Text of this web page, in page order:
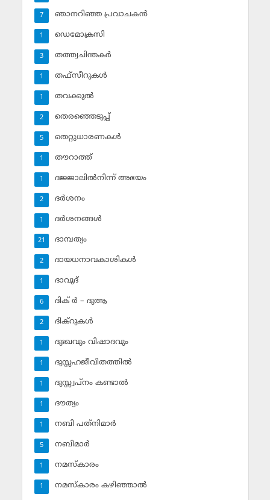
ഞാനറിഞ്ഞ പ്രവാചകന്‍
7
ഡെമോക്രസി
1
തത്ത്വചിന്തകര്‍
3
തഫ്‌സീറുകള്‍
1
തവക്കുല്‍
1
തെരഞ്ഞെടുപ്പ്
2
തെറ്റുധാരണകള്‍
5
തൗറാത്ത്
1
ദജ്ജാലില്‍നിന്ന് അഭയം
1
ദര്‍ശനം
2
ദര്‍ശനങ്ങള്‍
1
ദാമ്പത്യം
21
ദായധനാവകാശികള്‍
2
ദാവൂദ്‌
1
ദിക് ര്‍ – ദുആ
6
ദിക്‌റുകള്‍
2
ദുഃഖവും വിഷാദവും
1
ദുസ്സഹജീവിതത്തില്‍
1
ദുസ്സ്വപ്‌നം കണ്ടാല്‍
1
ദൗത്യം
1
നബി പത്‌നിമാര്‍
1
നബിമാര്‍
5
നമസ്‌കാരം
1
നമസ്‌കാരം കഴിഞ്ഞാല്‍
1